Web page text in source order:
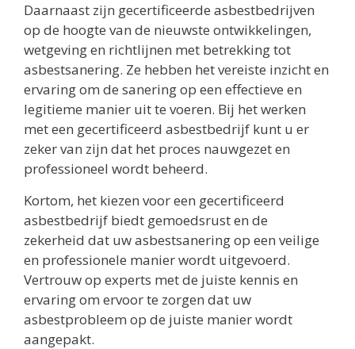
Daarnaast zijn gecertificeerde asbestbedrijven
op de hoogte van de nieuwste ontwikkelingen,
wetgeving en richtlijnen met betrekking tot
asbestsanering. Ze hebben het vereiste inzicht en
ervaring om de sanering op een effectieve en
legitieme manier uit te voeren. Bij het werken
met een gecertificeerd asbestbedrijf kunt u er
zeker van zijn dat het proces nauwgezet en
professioneel wordt beheerd.
Kortom, het kiezen voor een gecertificeerd
asbestbedrijf biedt gemoedsrust en de
zekerheid dat uw asbestsanering op een veilige
en professionele manier wordt uitgevoerd.
Vertrouw op experts met de juiste kennis en
ervaring om ervoor te zorgen dat uw
asbestprobleem op de juiste manier wordt
aangepakt.